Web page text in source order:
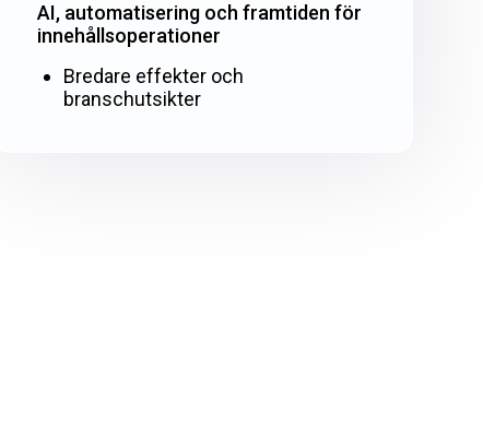
AI, automatisering och framtiden för
innehållsoperationer
Bredare effekter och
branschutsikter